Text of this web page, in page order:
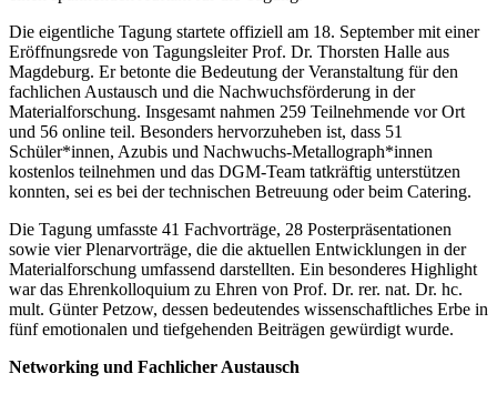
Die eigentliche Tagung startete offiziell am 18. September mit einer
Eröffnungsrede von Tagungsleiter Prof. Dr. Thorsten Halle aus
Magdeburg. Er betonte die Bedeutung der Veranstaltung für den
fachlichen Austausch und die Nachwuchsförderung in der
Materialforschung. Insgesamt nahmen 259 Teilnehmende vor Ort
und 56 online teil. Besonders hervorzuheben ist, dass 51
Schüler*innen, Azubis und Nachwuchs-Metallograph*innen
kostenlos teilnehmen und das DGM-Team tatkräftig unterstützen
konnten, sei es bei der technischen Betreuung oder beim Catering.
Die Tagung umfasste 41 Fachvorträge, 28 Posterpräsentationen
sowie vier Plenarvorträge, die die aktuellen Entwicklungen in der
Materialforschung umfassend darstellten. Ein besonderes Highlight
war das Ehrenkolloquium zu Ehren von Prof. Dr. rer. nat. Dr. hc.
mult. Günter Petzow, dessen bedeutendes wissenschaftliches Erbe in
fünf emotionalen und tiefgehenden Beiträgen gewürdigt wurde.
Networking und Fachlicher Austausch